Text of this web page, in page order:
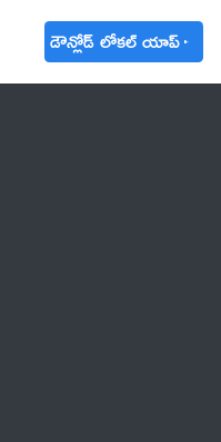
డౌన్లోడ్ లోకల్ యాప్